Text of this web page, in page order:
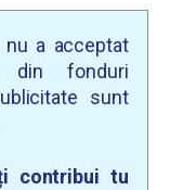
a acceptat
fonduri
sunt
contribui tu